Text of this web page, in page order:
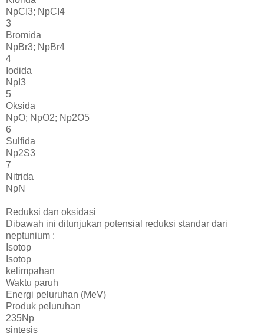
NpCI3; NpCI4
3
Bromida
NpBr3; NpBr4
4
Iodida
NpI3
5
Oksida
NpO; NpO2; Np2O5
6
Sulfida
Np2S3
7
Nitrida
NpN
Reduksi dan oksidasi
Dibawah ini ditunjukan potensial reduksi standar dari
neptunium :
Isotop
Isotop
kelimpahan
Waktu paruh
Energi peluruhan (MeV)
Produk peluruhan
235Np
sintesis